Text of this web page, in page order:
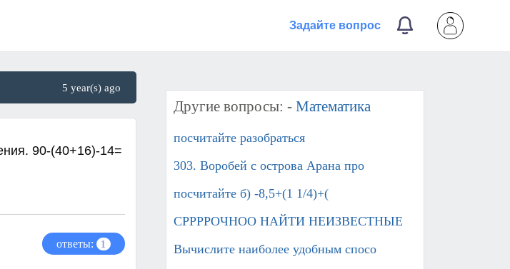
Задайте вопрос
5 year(s) ago
90-(40+16)-14=
ответы: 1
Другие вопросы: - Математика
посчитайте разобраться​
303. Воробей с острова Арана про
посчитайте б) -8,5+(1 1/4)+(
СРРРРОЧНОО НАЙТИ НЕИЗВЕСТНЫЕ
Вычислите наиболее удобным спосо